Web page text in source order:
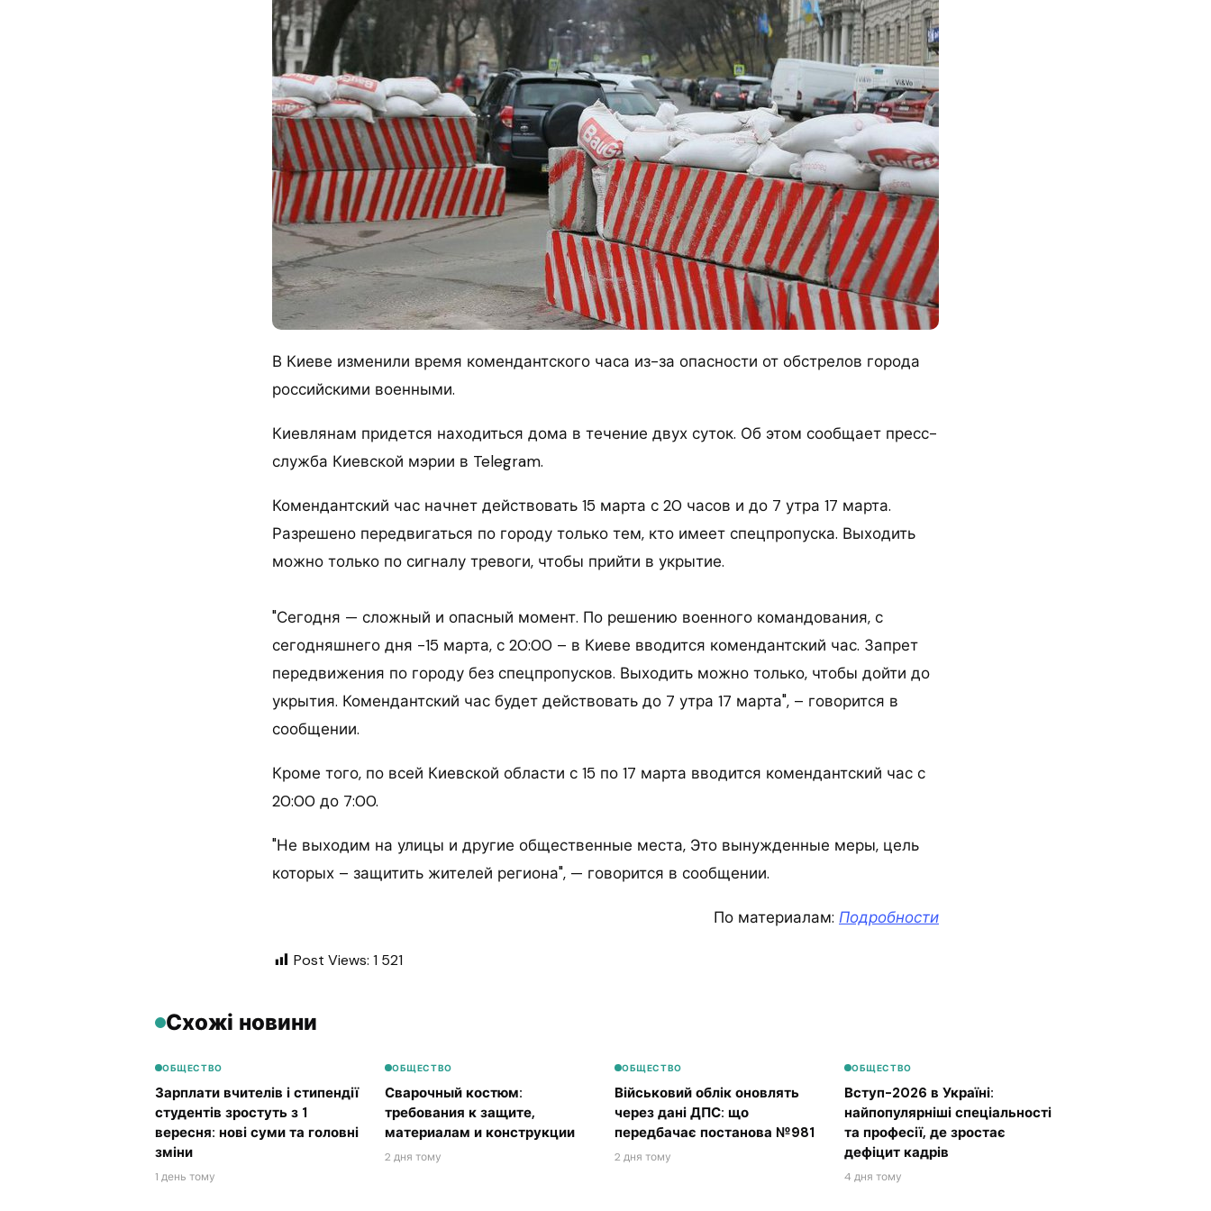
В Киеве изменили время комендантского часа из-за опасности от обстрелов города
российскими военными.
Киевлянам придется находиться дома в течение двух суток. Об этом сообщает пресс-
служба Киевской мэрии в Telegram.
Комендантский час начнет действовать 15 марта с 20 часов и до 7 утра 17 марта.
Разрешено передвигаться по городу только тем, кто имеет спецпропуска. Выходить
можно только по сигналу тревоги, чтобы прийти в укрытие.
"Сегодня — сложный и опасный момент. По решению военного командования, с
сегодняшнего дня -15 марта, с 20:00 – в Киеве вводится комендантский час. Запрет
передвижения по городу без спецпропусков. Выходить можно только, чтобы дойти до
укрытия. Комендантский час будет действовать до 7 утра 17 марта", – говорится в
сообщении.
Кроме того, по всей Киевской области с 15 по 17 марта вводится комендантский час с
20:00 до 7:00.
"Не выходим на улицы и другие общественные места, Это вынужденные меры, цель
которых – защитить жителей региона", — говорится в сообщении.
По материалам: Подробности
Post Views: 1 521
Схожі новини
ОБЩЕСТВО
Зарплати вчителів і стипендії
студентів зростуть з 1
вересня: нові суми та головні
зміни
1 день тому
ОБЩЕСТВО
Сварочный костюм:
требования к защите,
материалам и конструкции
2 дня тому
ОБЩЕСТВО
Військовий облік оновлять
через дані ДПС: що
передбачає постанова №981
2 дня тому
ОБЩЕСТВО
Вступ-2026 в Україні:
найпопулярніші спеціальності
та професії, де зростає
дефіцит кадрів
4 дня тому